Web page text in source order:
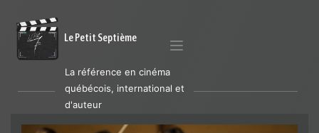
Le Petit Septième
La référence en cinéma
québécois, international et
d'auteur